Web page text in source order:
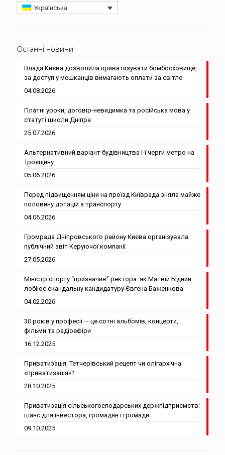
Українська
Останні новини
Влада Києва дозволила приватизувати бомбосховище,
за доступ у мешканців вимагають оплати за світло
04.08.2026
Платні уроки, договір-невидимка та російська мова у
статуті школи Дніпра
25.07.2026
Альтернативний варіант будівництва І-ї черги метро на
Троєщину
05.06.2026
Перед підвищенням ціни на проїзд Київрада зняла майже
половину дотацій з транспорту
04.06.2026
Громрада Дніпровського району Києва організувала
публічний звіт Керуючої компанії
27.05.2026
Міністр спорту “призначив” ректора: як Матвій Бідний
лобіює скандальну кандидатуру Євгена Баженкова
04.02.2026
30 років у професії — це сотні альбомів, концерти,
фільми та радіоефіри
16.12.2025
Приватизація: Тетчерівський рецепт чи олігархічна
«приватизація»?
28.10.2025
Приватизація сільськогосподарських держпідприємств:
шанс для інвестора, громадян і громади
09.10.2025